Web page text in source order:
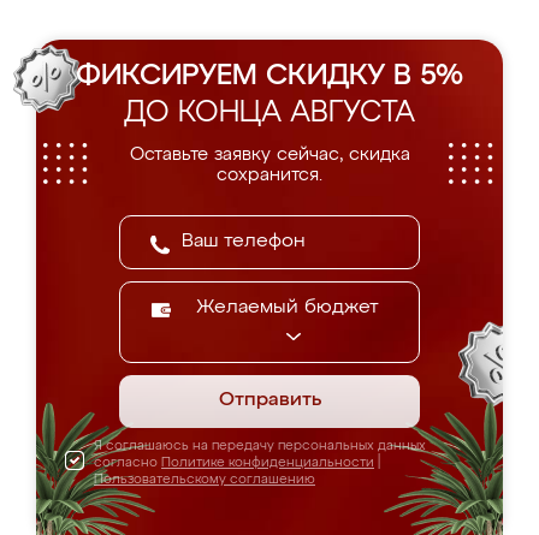
ФИКСИРУЕМ СКИДКУ В 5%
ДО КОНЦА АВГУСТА
Оставьте заявку сейчас, скидка
сохранится.
Желаемый бюджет
Отправить
Я соглашаюсь на передачу персональных данных
согласно Политике конфиденциальности
Пользовательскому соглашению